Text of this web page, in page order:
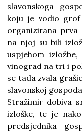
slavonskoga
koju je vodio
organizirana prva
na njoj su bili
uspjehom
vinograd na tri i
se tada zvala
slavonskoj
Stražimir dobiva
izloške, te je
predsjednika